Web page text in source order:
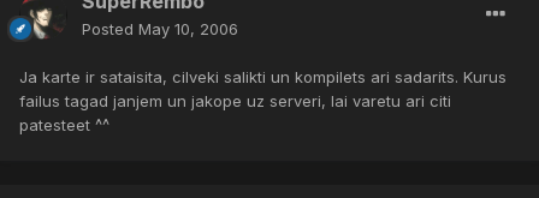
Posted May 10, 2006
Ja karte ir sataisita, cilveki salikti un kompilets ari sadarits. Kurus
failus tagad janjem un jakope uz serveri, lai varetu ari citi
patesteet ^^